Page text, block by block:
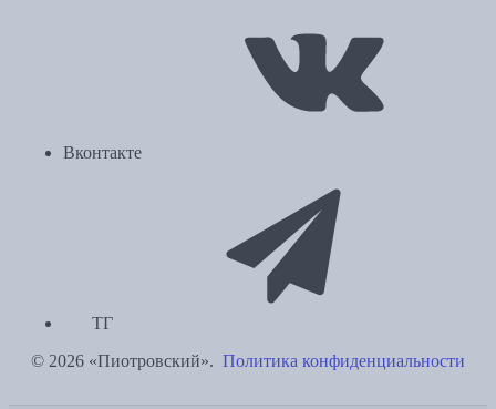
Вконтакте
ТГ
© 2026 «Пиотровский». Политика конфиденциальности